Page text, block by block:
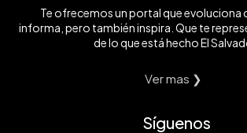
Te ofrecemos un portal que evoluciona
informa, pero también inspira. Que te
de lo que está hecho El
Ver mas ❯
Síguenos